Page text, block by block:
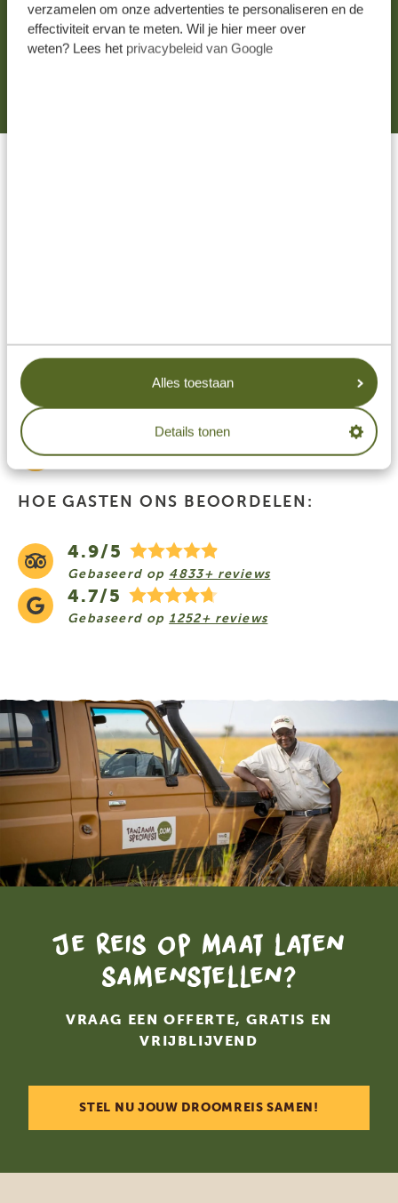
verzamelen om onze advertenties te personaliseren en de
effectiviteit ervan te meten. Wil je hier meer over
weten? Lees het privacybeleid van Google
Alles toestaan
Details tonen
Door je gegevens in te vullen, ga je ermee akkoord dat
onze teams contact met je opnemen in
overeenstemming met ons
privacybeleid
Beste prijsgarantie
Wij regelen alles voor je
HOE GASTEN ONS BEOORDELEN:
4.9/5
Gebaseerd op 4833+ reviews
4.7/5
Gebaseerd op1252+ reviews
Je reis op maat laten
samenstellen?
VRAAG EEN OFFERTE, GRATIS EN
VRIJBLIJVEND
STEL NU JOUW DROOMREIS SAMEN!